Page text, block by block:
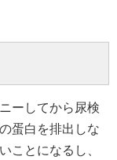
ーしてから尿検
蛋白を排出しな
ことになるし、